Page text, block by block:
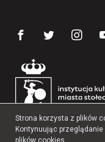
Strona korzysta z plików
Kontynuując
plików cookies.